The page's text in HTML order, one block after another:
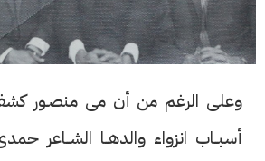
وعلى الرغم من أن مى منصـور
أسبــاب انزواء والدهــا الشــاعر